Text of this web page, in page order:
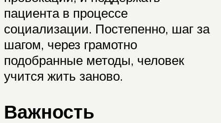
пациента в процессе
социализации. Постепенно, шаг за
шагом, через грамотно
подобранные методы, человек
учится жить заново.
Важность